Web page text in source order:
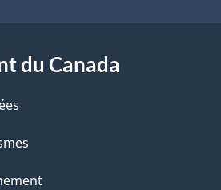
du Canada